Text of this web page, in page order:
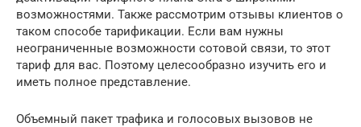
возможностями. Также рассмотрим отзывы клиентов о
таком способе тарификации. Если вам нужны
неограниченные возможности сотовой связи, то этот
тариф для вас. Поэтому целесообразно изучить его и
иметь полное представление.
Объемный пакет трафика и голосовых вызовов не